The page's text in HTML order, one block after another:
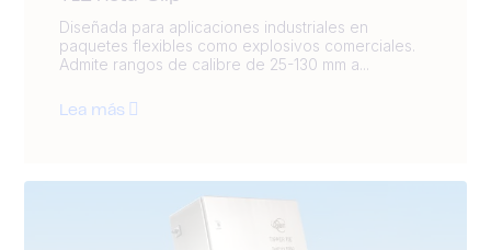
Diseñada para aplicaciones industriales en
paquetes flexibles como explosivos comerciales.
Admite rangos de calibre de 25-130 mm a...
Lea más